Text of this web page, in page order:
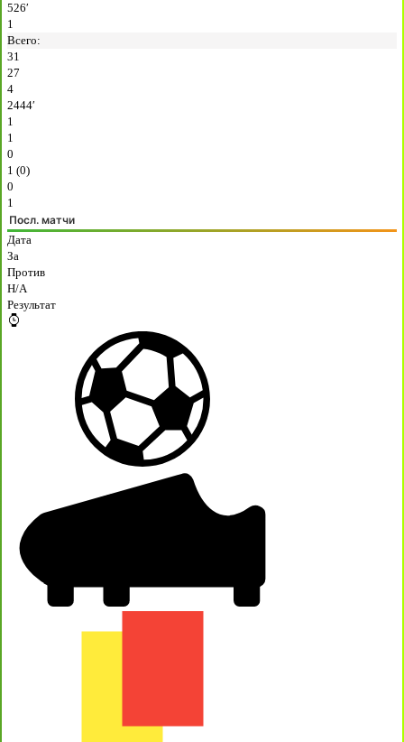
526′
1
Всего:
31
27
4
2444′
1
1
0
1 (0)
0
1
Посл. матчи
Дата
За
Против
H/A
Результат